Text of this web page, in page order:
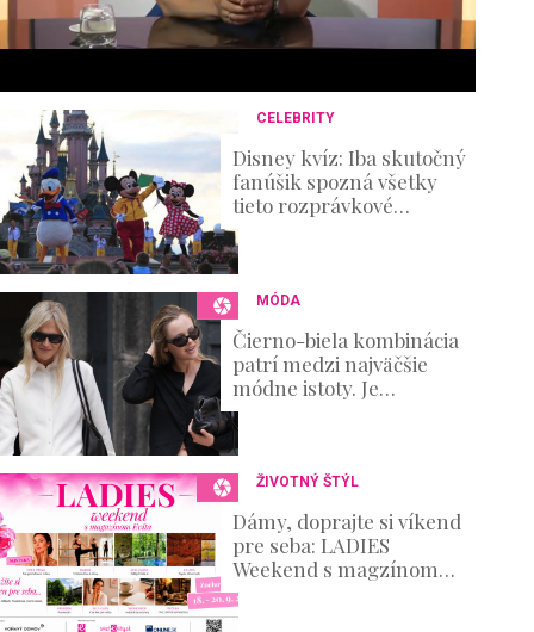
CELEBRITY
Disney kvíz: Iba skutočný
fanúšik spozná všetky
tieto rozprávkové
postavičky!
MÓDA
Čierno-biela kombinácia
patrí medzi najväčšie
módne istoty. Je
elegantná, nadčasová a
zároveň ponúka
nekonečné možnosti
ŽIVOTNÝ ŠTÝL
Dámy, doprajte si víkend
pre seba: LADIES
Weekend s magzínom
Evita prinesie oddych aj
množstvo inšpirácie